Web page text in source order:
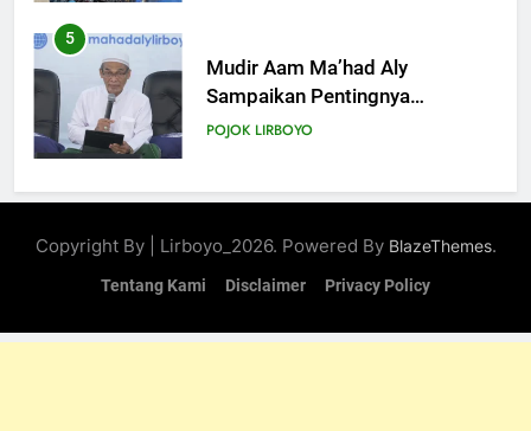
5
Mudir Aam Ma’had Aly
Sampaikan Pentingnya
Mempelajari Ilmu Hadis Dalam
POJOK LIRBOYO
6
Lirboyo Bahas Metode
Ahlusunnah dalam
POJOK LIRBOYO
Copyright By | Lirboyo_2026. Powered By BlazeThemes.
Tentang Kami Disclaimer Privacy Policy